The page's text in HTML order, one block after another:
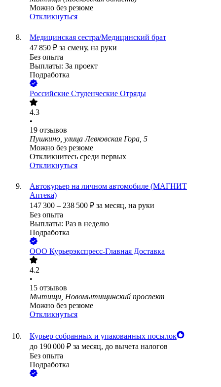
Можно без резюме
Откликнуться
Медицинская сестра/Медицинский брат
47 850 ₽ за смену, на руки
Без опыта
Выплаты: За проект
Подработка
Российские Студенческие Отряды
4.3
•
19 отзывов
Пушкино, улица Левковская Гора, 5
Можно без резюме
Откликнитесь среди первых
Откликнуться
Автокурьер на личном автомобиле (МАГНИТ
Аптека)
147 300 – 238 500 ₽ за месяц, на руки
Без опыта
Выплаты: Раз в неделю
Подработка
ООО Курьерэкспресс-Главная Доставка
4.2
•
15 отзывов
Мытищи, Новомытищинский проспект
Можно без резюме
Откликнуться
Курьер собранных и упакованных посылок
до 190 000 ₽ за месяц, до вычета налогов
Без опыта
Подработка